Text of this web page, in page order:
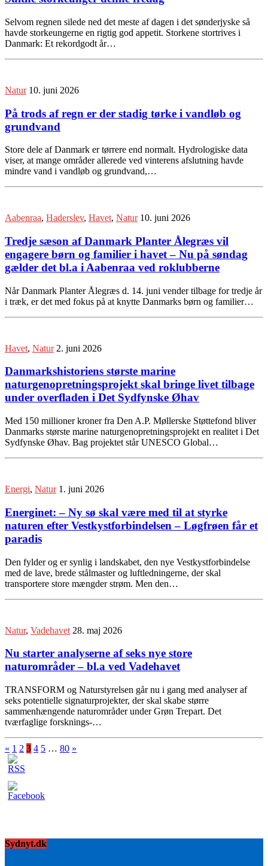
Selvom regnen silede ned det meste af dagen i det sønderjyske så
havde storkeungerne en rigtig god appetit. Storkene stortrives i
Danmark: Et rekordgodt år…
Natur 10. juni 2026
På trods af regn er der stadig tørke i vandløb og
grundvand
Store dele af Danmark er tørrere end normalt. Hydrologiske data
viser, at mange områder allerede ved vinterens afslutning havde
mindre vand i vandløb og grundvand,…
Aabenraa, Haderslev, Havet, Natur 10. juni 2026
Tredje sæson af Danmark Planter Ålegræs vil
engagere børn og familier i havet – Nu på søndag
gælder det bl.a i Aabenraa ved roklubberne
Når Danmark Planter Ålegræs d. 14. juni vender tilbage for tredje år
i træk, er det med fokus på at knytte Danmarks børn og familier…
Havet, Natur 2. juni 2026
Danmarkshistoriens største marine
naturgenopretningsprojekt skal bringe livet tilbage
under overfladen i Det Sydfynske Øhav
Med 150 millioner kroner fra Den A.P. Møllerske Støttefond bliver
Danmarks største marine naturgenopretningsprojekt en realitet i Det
Sydfynske Øhav. Bag projektet står UNESCO Global…
Energi, Natur 1. juni 2026
Energinet: – Ny sø skal være med til at styrke
naturen efter Vestkystforbindelsen – Løgfrøen får et
paradis
Den fylder og er synlig i landskabet, den nye Vestkystforbindelse
med de lave, brede stålmaster og luftledningerne, der skal
transportere store mængder strøm. Men den…
Natur, Vadehavet 28. maj 2026
Nu starter analyserne af seks nye store
naturområder – bl.a ved Vadehavet
TRANSFORM og Naturstyrelsen går nu i gang med analyser af
seks potentielle signaturprojekter, der skal skabe større
sammenhængende naturområder under Grøn Trepart. Det
tværfaglige forsknings-…
« 1 2 3 4 5 … 80 »
Sydnyt.dk